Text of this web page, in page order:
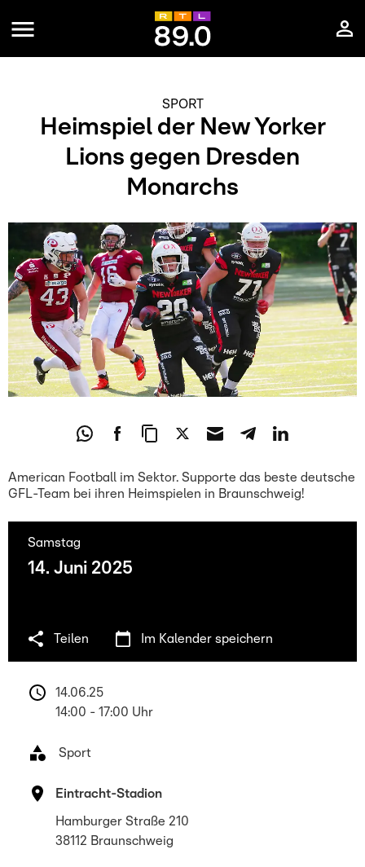
SPORT
Heimspiel der New Yorker
Lions gegen Dresden
Monarchs
American Football im Sektor. Supporte das beste deutsche
GFL-Team bei ihren Heimspielen in Braunschweig!
Samstag
14. Juni 2025
Teilen Im Kalender speichern
14.06.25
14:00 - 17:00 Uhr
Sport
Eintracht-Stadion
Hamburger Straße 210
38112 Braunschweig